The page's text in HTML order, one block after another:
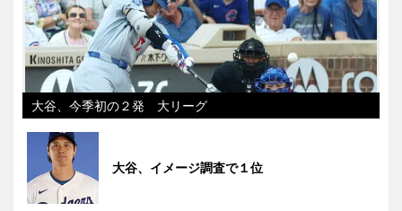
大谷、今季初の２発 大リーグ
大谷、イメージ調査で１位